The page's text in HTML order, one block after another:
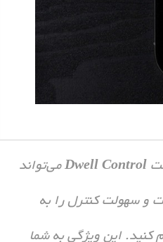
Dwell Controlمی‌تواند
سهولت کنترل را به
کنید. این ویژگی به شما